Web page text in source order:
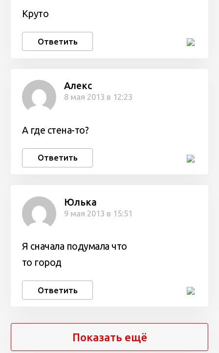
Круто
Ответить
Алекс
8 мая 2013 в 12:23
А где стена-то?
Ответить
Юлька
9 мая 2013 в 15:51
Я сначала подумала что
то город
Ответить
Показать ещё